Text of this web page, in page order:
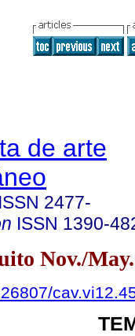
de arte
ISSN 2477-
ISSN 1390-
Nov./